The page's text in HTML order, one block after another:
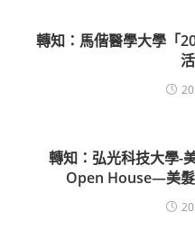
轉知：馬偕醫學大學「
轉知：弘光科技大學-
Open House—美髮